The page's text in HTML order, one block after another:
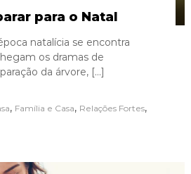
para o Natal
natalícia se encontra
os dramas de
da árvore, […]
, Família e Casa, Relações Fortes,